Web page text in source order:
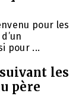
pour les
pour ...
les
père